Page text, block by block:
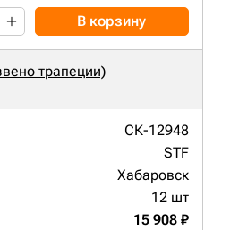
В корзину
трапеции)
СК-12948
STF
Хабаровск
12 шт
15 908 ₽